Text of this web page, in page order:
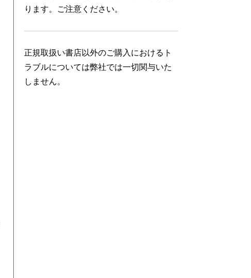
ります。ご注意ください。
正規取扱い書店以外のご購入におけるト
ラブルについては弊社では一切関与いた
しません。